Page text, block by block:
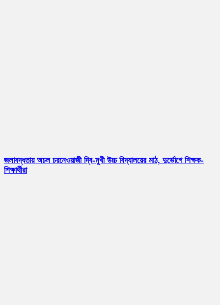
জলাবদ্ধতায় অচল চরনেওয়াজী দ্বি-মুখী উচ্চ বিদ্যালয়ের মাঠ, দুর্ভোগে শিক্ষক-
শিক্ষার্থীরা